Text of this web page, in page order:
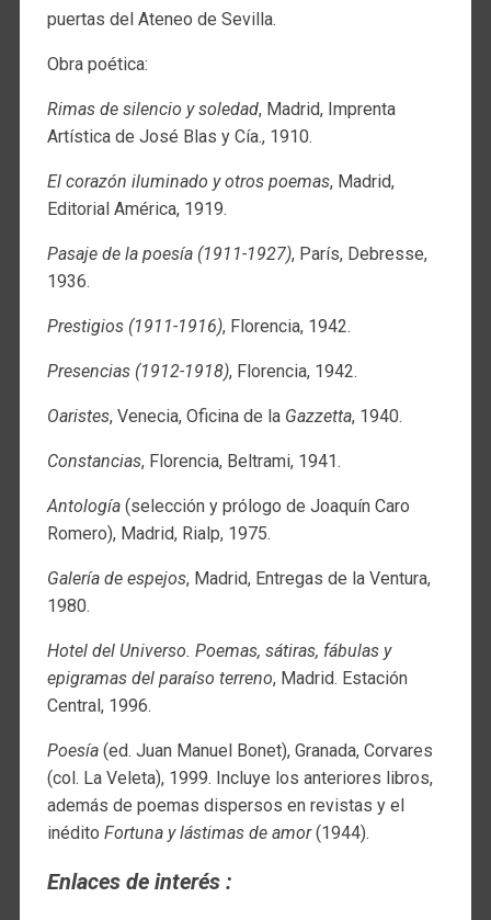
puertas del Ateneo de Sevilla.
Obra poética:
Rimas de silencio y soledad, Madrid, Imprenta
Artística de José Blas y Cía., 1910.
El corazón iluminado y otros poemas, Madrid,
Editorial América, 1919.
Pasaje de la poesía (1911-1927), París, Debresse,
1936.
Prestigios (1911-1916), Florencia, 1942.
Presencias (1912-1918), Florencia, 1942.
Oaristes, Venecia, Oficina de la Gazzetta, 1940.
Constancias, Florencia, Beltrami, 1941.
Antología(selección y prólogo de Joaquín Caro
Romero), Madrid, Rialp, 1975.
Galería de espejos, Madrid, Entregas de la Ventura,
1980.
Hotel del Universo. Poemas, sátiras, fábulas y
epigramas del paraíso terreno, Madrid. Estación
Central, 1996.
Poesía(ed. Juan Manuel Bonet), Granada, Corvares
(col. La Veleta), 1999. Incluye los anteriores libros,
además de poemas dispersos en revistas y el
inédito Fortuna y lástimas de amor(1944).
Enlaces de interés :